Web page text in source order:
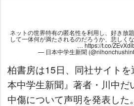
ネットの世界特有の匿名性を利用し、好き放
して一体何が満たされるのだろうか、悲しく
… https://t.co/
— 日本中学生新聞
柏書房は15日、同社サイトを
本中学生新聞』著者・川中だ
中傷について声明を発表した。